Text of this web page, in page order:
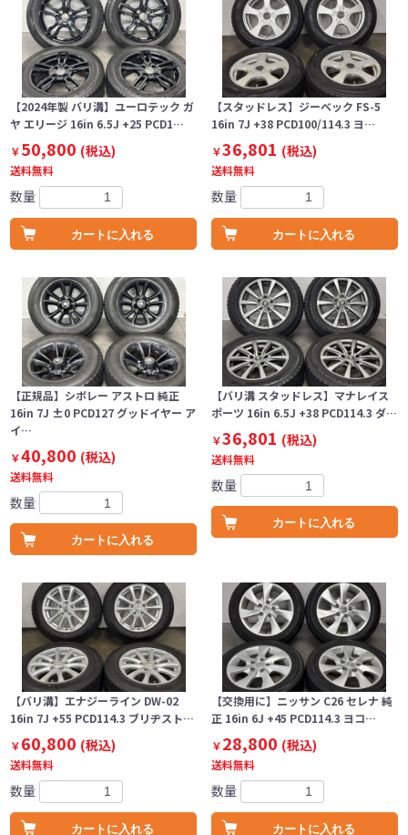
【2024年製 バリ溝】ユーロテック ガ
ヤ エリージ 16in 6.5J +25 PCD1…
￥50,800 (税込)
送料無料
数量
カートに入れる
【スタッドレス】ジーベック FS-5
16in 7J +38 PCD100/114.3 ヨ…
￥36,801 (税込)
送料無料
数量
カートに入れる
【正規品】シボレー アストロ 純正
16in 7J ±0 PCD127 グッドイヤー ア
イ…
￥40,800 (税込)
送料無料
数量
カートに入れる
【バリ溝 スタッドレス】マナレイス
ポーツ 16in 6.5J +38 PCD114.3 ダ…
￥36,801 (税込)
送料無料
数量
カートに入れる
【バリ溝】エナジーライン DW-02
16in 7J +55 PCD114.3 ブリヂスト…
￥60,800 (税込)
送料無料
数量
カートに入れる
【交換用に】ニッサン C26 セレナ 純
正 16in 6J +45 PCD114.3 ヨコ…
￥28,800 (税込)
送料無料
数量
カートに入れる